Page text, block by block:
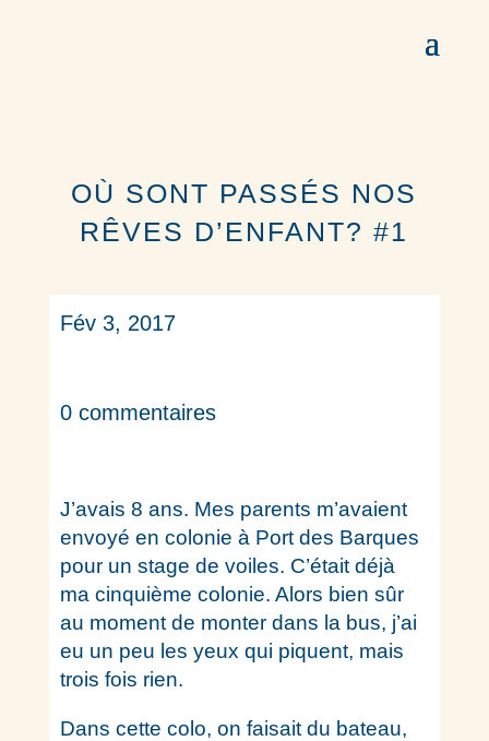
OÙ SONT PASSÉS NOS
RÊVES D’ENFANT? #1
Fév 3, 2017
0 commentaires
J’avais 8 ans. Mes parents m’avaient
envoyé en colonie à Port des Barques
pour un stage de voiles. C’était déjà
ma cinquième colonie. Alors bien sûr
au moment de monter dans la bus, j’ai
eu un peu les yeux qui piquent, mais
trois fois rien.
Dans cette colo, on faisait du bateau,